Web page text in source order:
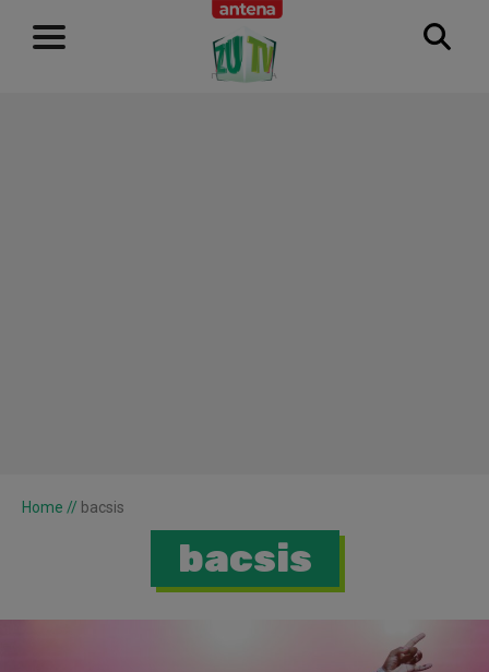
RECLAMĂ
Home // bacsis
bacsis